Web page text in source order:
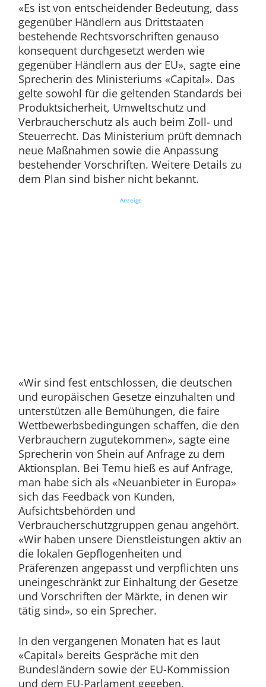
«Es ist von entscheidender Bedeutung, dass
gegenüber Händlern aus Drittstaaten
bestehende Rechtsvorschriften genauso
konsequent durchgesetzt werden wie
gegenüber Händlern aus der EU», sagte eine
Sprecherin des Ministeriums «Capital». Das
gelte sowohl für die geltenden Standards bei
Produktsicherheit, Umweltschutz und
Verbraucherschutz als auch beim Zoll- und
Steuerrecht. Das Ministerium prüft demnach
neue Maßnahmen sowie die Anpassung
bestehender Vorschriften. Weitere Details zu
dem Plan sind bisher nicht bekannt.
Anzeige
«Wir sind fest entschlossen, die deutschen
und europäischen Gesetze einzuhalten und
unterstützen alle Bemühungen, die faire
Wettbewerbsbedingungen schaffen, die den
Verbrauchern zugutekommen», sagte eine
Sprecherin von Shein auf Anfrage zu dem
Aktionsplan. Bei Temu hieß es auf Anfrage,
man habe sich als «Neuanbieter in Europa»
sich das Feedback von Kunden,
Aufsichtsbehörden und
Verbraucherschutzgruppen genau angehört.
«Wir haben unsere Dienstleistungen aktiv an
die lokalen Gepflogenheiten und
Präferenzen angepasst und verpflichten uns
uneingeschränkt zur Einhaltung der Gesetze
und Vorschriften der Märkte, in denen wir
tätig sind», so ein Sprecher.
In den vergangenen Monaten hat es laut
«Capital» bereits Gespräche mit den
Bundesländern sowie der EU-Kommission
und dem EU-Parlament gegeben.